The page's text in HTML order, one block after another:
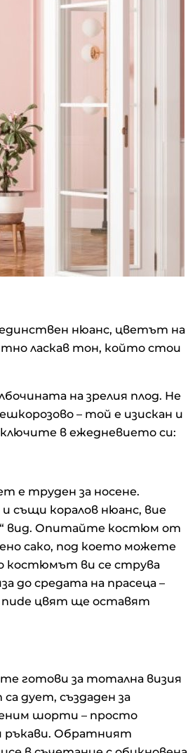
нюанс, цветът на
ласкав тон, който стои
на зрелия плод. Не
– той е изискан и
в ежедневието си:
е труден за носене.
същи коралов нюанс, вие
вид. Опитайте костюм от
сако, под което можете
костюмът ви се струва
до средата на прасеца –
nude цвят ще оставят
готови за тотална визия
дует, създаден за
шорти – просто
ръкави. Обратният